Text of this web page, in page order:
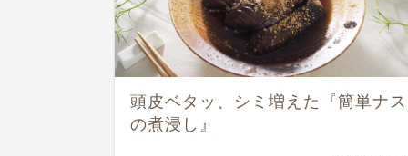
頭皮ベタッ、シミ増えた『簡単ナス
の煮浸し』